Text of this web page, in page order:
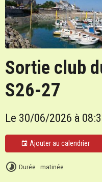
Sortie club
S26-27
Le 30/06/2026 à
Ajouter au calendrier
Durée : matinée